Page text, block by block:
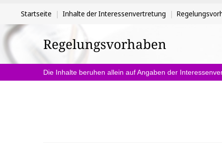
Sie
befinden
sich
hier:
Startseite Inhalte der Interessenvertretung
Regelungsvorhaben
Die Inhalte beruhen allein auf Angaben der